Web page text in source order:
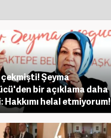
Şeyma
bir açıklama daha
Hakkımı helal etmiyorum!